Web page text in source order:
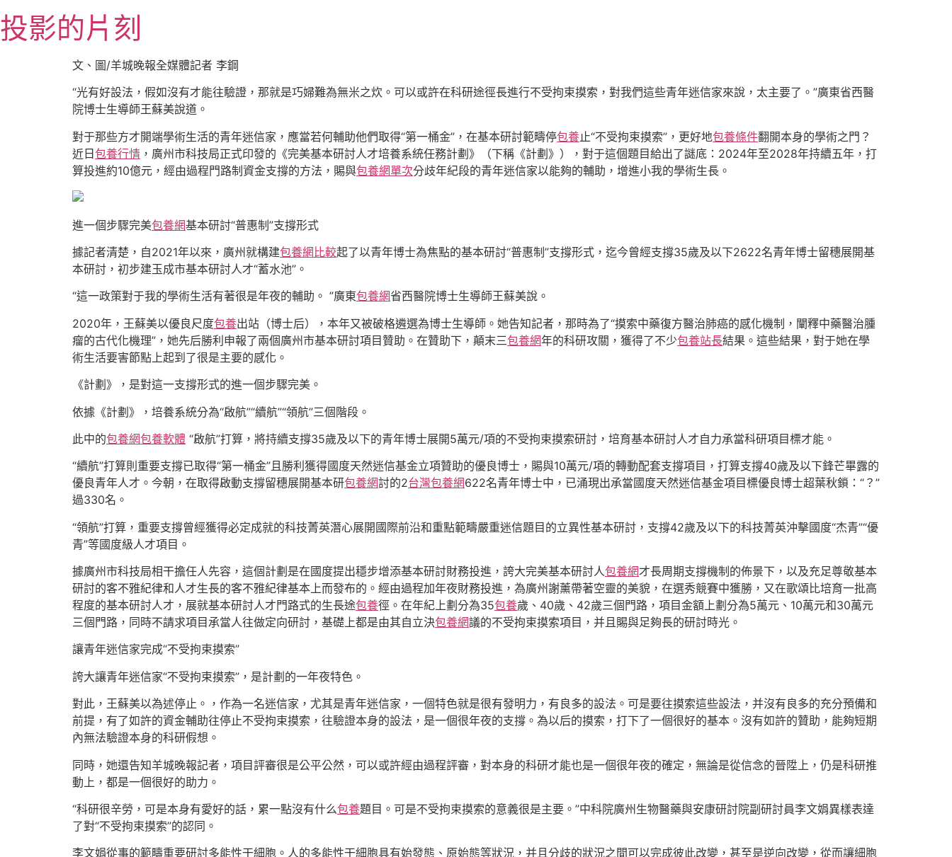
至
主
投影的片刻
文、圖/羊城晚報全媒體記者 李鋼
“光有好設法，假如沒有才能往驗證，那就是巧婦難為無米之炊。可以或許在科研途徑長進行不受拘束摸索，對我們這些青年迷信家來說，太主要了。”廣東省西醫
院博士生導師王蘇美說道。
對于那些方才開端學術生活的青年迷信家，應當若何輔助他們取得“第一桶金”，在基本研討範疇停包養止“不受拘束摸索”，更好地包養條件翻開本身的學術之門？
近日包養行情 ，廣州市科技局正式印發的《完美基本研討人才培養系統任務計劃》（下稱《計劃》），對于這個題目給出了謎底：2024年至2028年持續五年，打
算投進約10億元，經由過程門路制資金支撐的方法，賜與包養網單次分歧年紀段的青年迷信家以能夠的輔助，增進小我的學術生長。
進一個步驟完美包養網基本研討“普惠制”支撐形式
據記者清楚，自2021年以來，廣州就構建包養網比較起了以青年博士為焦點的基本研討“普惠制”支撐形式，迄今曾經支撐35歲及以下2622名青年博士留穗展開基
本研討，初步建玉成市基本研討人才“蓄水池”。
“這一政策對于我的學術生活有著很是年夜的輔助。 ”廣東包養網省西醫院博士生導師王蘇美說。
2020年，王蘇美以優良尺度包養出站（博士后），本年又被破格遴選為博士生導師。她告知記者，那時為了“摸索中藥復方醫治肺癌的感化機制，闡釋中藥醫治腫
瘤的古代化機理”，她先后勝利申報了兩個廣州市基本研討項目贊助。在贊助下，顛末三包養網年的科研攻關，獲得了不少包養站長結果。這些結果，對于她在學
術生活要害節點上起到了很是主要的感化。
《計劃》，是對這一支撐形式的進一個步驟完美。
依據《計劃》，培養系統分為“啟航”“續航”“領航”三個階段。
此中的包養網包養軟體 “啟航”打算，將持續支撐35歲及以下的青年博士展開5萬元/項的不受拘束摸索研討，培育基本研討人才自力承當科研項目標才能。
“續航”打算則重要支撐已取得“第一桶金”且勝利獲得國度天然迷信基金立項贊助的優良博士，賜與10萬元/項的轉動配套支撐項目，打算支撐40歲及以下鋒芒畢露的
優良青年人才。今朝，在取得啟動支撐留穗展開基本研包養網討的2台灣包養網622名青年博士中，已涌現出承當國度天然迷信基金項目標優良博士超葉秋鎖：“？”
過330名。
“領航”打算，重要支撐曾經獲得必定成就的科技菁英潛心展開國際前沿和重點範疇嚴重迷信題目的立異性基本研討，支撐42歲及以下的科技菁英沖擊國度“杰青”“優
青”等國度級人才項目。
據廣州市科技局相干擔任人先容，這個計劃是在國度提出穩步增添基本研討財務投進，誇大完美基本研討人包養網才長周期支撐機制的佈景下，以及充足尊敬基本
研討的客不雅紀律和人才生長的客不雅紀律基本上而發布的。經由過程加年夜財務投進，為廣州謝薰帶著空靈的美貌，在選秀競賽中獲勝，又在歌頌比培育一批高
程度的基本研討人才，展就基本研討人才門路式的生長途包養徑。在年紀上劃分為35包養歲、40歲、42歲三個門路，項目金額上劃分為5萬元、10萬元和30萬元
三個門路，同時不請求項目承當人往做定向研討，基礎上都是由其自立決包養網議的不受拘束摸索項目，并且賜與足夠長的研討時光。
讓青年迷信家完成“不受拘束摸索”
誇大讓青年迷信家“不受拘束摸索”，是計劃的一年夜特色。
對此，王蘇美以為述停止。，作為一名迷信家，尤其是青年迷信家，一個特色就是很有發明力，有良多的設法。可是要往摸索這些設法，并沒有良多的充分預備和
前提，有了如許的資金輔助往停止不受拘束摸索，往驗證本身的設法，是一個很年夜的支撐。為以后的摸索，打下了一個很好的基本。沒有如許的贊助，能夠短期
內無法驗證本身的科研假想。
同時，她還告知羊城晚報記者，項目評審很是公平公然，可以或許經由過程評審，對本身的科研才能也是一個很年夜的確定，無論是從信念的晉陞上，仍是科研推
動上，都是一個很好的助力。
“科研很辛勞，可是本身有愛好的話，累一點沒有什么包養題目。可是不受拘束摸索的意義很是主要。”中科院廣州生物醫藥與安康研討院副研討員李文娟異樣表達
了對“不受拘束摸索”的認同。
李文娟從事的範疇重要研討多能性干細胞。人的多能性干細胞具有始發態、原始態等狀況，并且分歧的狀況之間可以完成彼此改變，甚至是逆向改變，從而讓細胞